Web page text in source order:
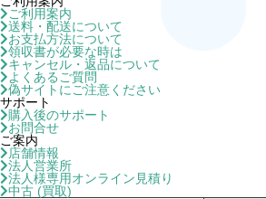
ご利用案内
送料・配送について
お支払方法について
領収書が必要な時は
キャンセル・返品について
よくあるご質問
偽サイトにご注意ください
サポート
購入後のサポート
お問合せ
ご案内
店舗情報
法人営業所
法人様専用オンライン見積り
中古 (買取)